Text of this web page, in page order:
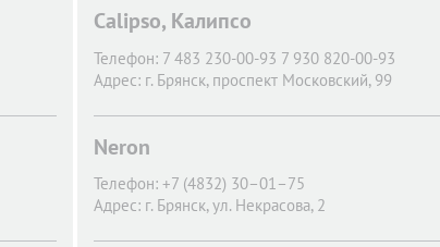
Calipso, Калипсо
Телефон: 7 483 230-00-93 7 930 820-00-93
Адрес: г. Брянск, проспект Московский, 99
Neron
Телефон: +7 (4832) 30–01–75
Адрес: г. Брянск, ул. Некрасова, 2